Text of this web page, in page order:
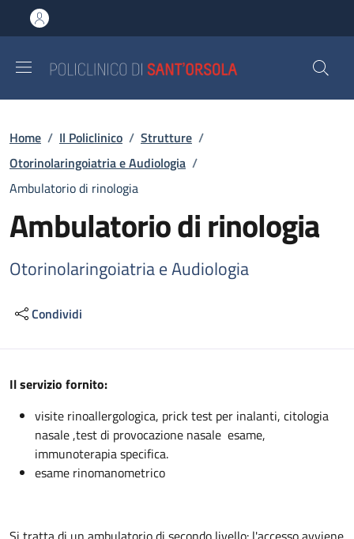
al contenuto principale
to footer content
Briciole di pane
Home / Il Policlinico / Strutture /
Otorinolaringoiatria e Audiologia /
Ambulatorio di rinologia
Ambulatorio di rinologia
Otorinolaringoiatria e Audiologia
Condividi
Descrizione
Il servizio fornito:
visite rinoallergologica, prick test per inalanti, citologia
nasale ,test di provocazione nasale esame,
immunoterapia specifica.
esame rinomanometrico